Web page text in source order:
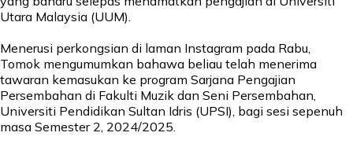
Utara Malaysia (UUM).
Menerusi perkongsian di laman Instagram pada Rabu,
Tomok mengumumkan bahawa beliau telah menerima
tawaran kemasukan ke program Sarjana Pengajian
Persembahan di Fakulti Muzik dan Seni Persembahan,
Universiti Pendidikan Sultan Idris (UPSI), bagi sesi sepenuh
masa Semester 2, 2024/2025.